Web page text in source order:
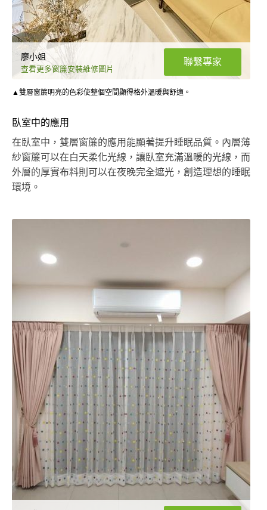
廖小姐
查看更多窗簾安裝維修圖片
聯繫專家
▲雙層窗簾明亮的色彩使整個空間顯得格外溫暖與舒適。
臥室中的應用
在臥室中，雙層窗簾的應用能顯著提升睡眠品質。內層薄
紗窗簾可以在白天柔化光線，讓臥室充滿溫暖的光線，而
外層的厚實布料則可以在夜晚完全遮光，創造理想的睡眠
環境。